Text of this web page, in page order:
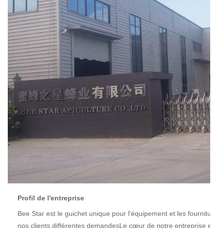
Profil de l'entreprise
Bee Star est le guichet unique pour l'équipement et les
nos clients différentes demandesLe cœur de notre entreprise